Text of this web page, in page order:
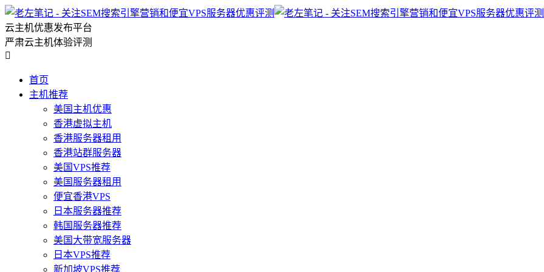
云主机优惠发布平台
严肃云主机体验评测

首页
主机推荐
美国主机优惠
香港虚拟主机
香港服务器租用
香港站群服务器
美国VPS推荐
美国服务器租用
便宜香港VPS
日本服务器推荐
韩国服务器推荐
美国大带宽服务器
日本VPS推荐
新加坡VPS推荐